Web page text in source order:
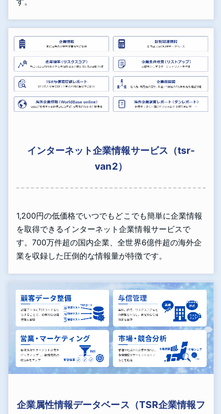
インターネット企業情報サービス（tsr-
van2）
1,200円の低価格でいつでもどこでも簡単に企業情報
を取得できるインターネット企業情報サービスで
す。700万件超の国内企業、全世界6億件超の海外企
業を収録した圧倒的な情報量が特徴です。
企業属性情報データベース（TSR企業情報フ